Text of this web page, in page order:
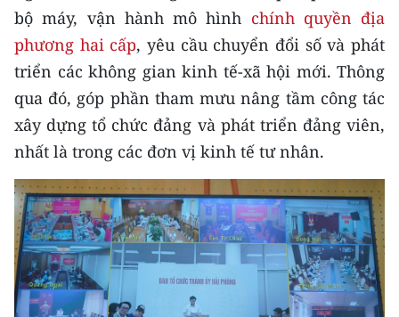
FRANÇAIS
РУССКИЙ
ESPAÑOL
한국어
bộ máy, vận hành mô hình chính quyền địa
phương hai cấp, yêu cầu chuyển đổi số và phát
triển các không gian kinh tế-xã hội mới. Thông
qua đó, góp phần tham mưu nâng tầm công tác
xây dựng tổ chức đảng và phát triển đảng viên,
nhất là trong các đơn vị kinh tế tư nhân.